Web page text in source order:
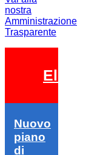
nostra
Amministrazione
Trasparente
Elezioni
Nuovo
piano
di